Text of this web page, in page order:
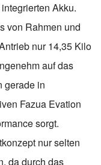
Akku.
von Rahmen und
nur 14,35 Kilo
auf das
gerade in
Fazua Evation
sorgt.
nur selten
da durch das